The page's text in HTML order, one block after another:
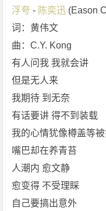
浮夸 - 陈奕迅 (Eason
词：黄伟文
曲：C.Y. Kong
有人问我 我就会讲
但是无人来
我期待 到无奈
有话要讲 得不到装载
我的心情犹像樽盖等
嘴巴却在养青苔
人潮内 愈文静
愈变得 不受理睬
自己要搞出意外